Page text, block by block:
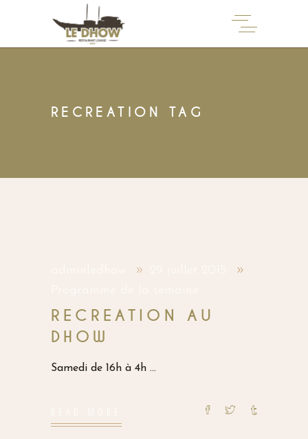
RECREATION TAG
RECREATION AU
DHOW
Samedi de 16h à 4h